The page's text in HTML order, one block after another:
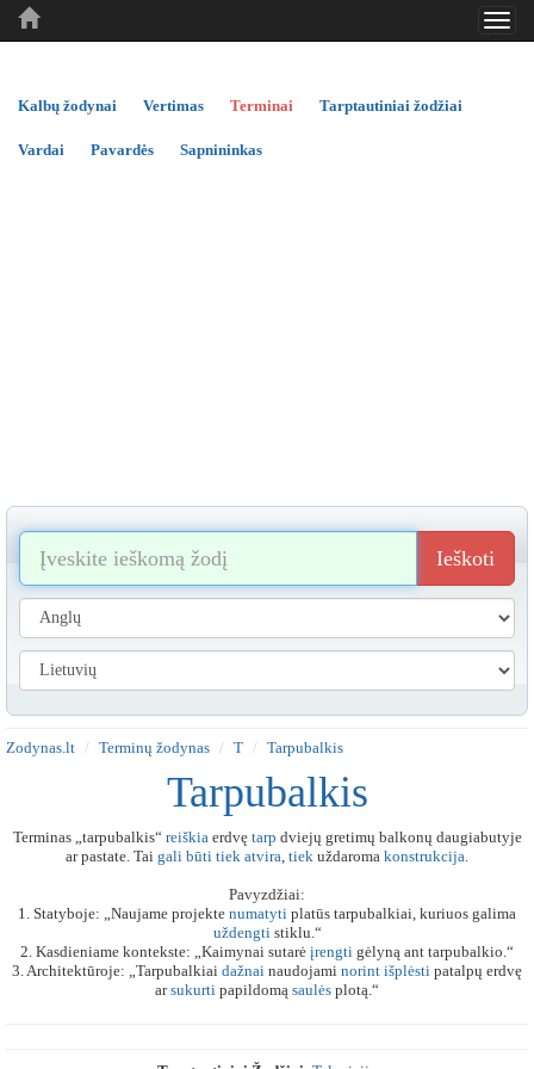
..
..
Kalbų žodynai Vertimas Terminai Tarptautiniai žodžiai
Vardai Pavardės Sapnininkas
Ieškoti
Zodynas.lt Terminų žodynas T Tarpubalkis
Tarpubalkis
Terminas „tarpubalkis“ reiškiaerdvę tarp dviejų gretimų balkonų daugiabutyje
ar pastate. Tai gali būti tiek atvira, tiek uždaroma konstrukcija.
Pavyzdžiai:
1. Statyboje: „Naujame projekte numatyti platūs tarpubalkiai, kuriuos galima
uždengtistiklu.“
2. Kasdieniame kontekste: „Kaimynai sutarė įrengti gėlyną ant tarpubalkio.“
3. Architektūroje: „Tarpubalkiai dažnai naudojami norint išplėsti patalpų erdvę
arsukurti papildomą saulės plotą.“